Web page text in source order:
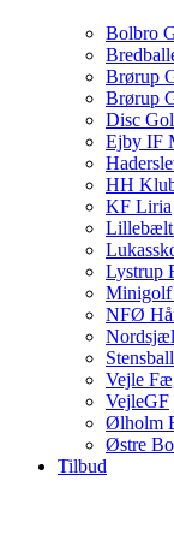
Bolbro
Brørup
Brørup
Disc
Ejby IF
HH
KF Liria
Lillebælt
Lystrup
Minigolf
NFØ
Vejle
VejleGF
Ølholm
Østre
Tilbud